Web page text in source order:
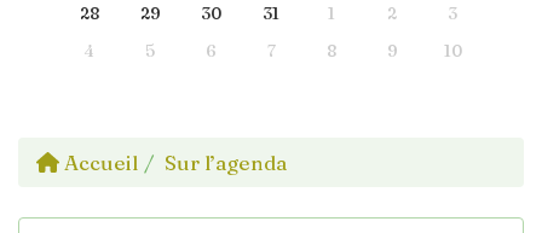
28
29 30 31 1 2
3
4
5 6 7 8 9 10
Accueil Sur l’agenda